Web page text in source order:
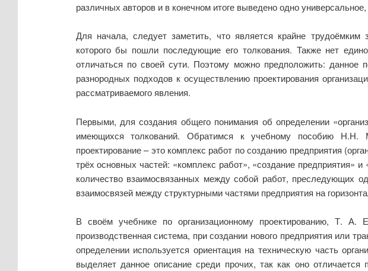
различных авторов и в конечном итоге выведено одно
Для начала, следует заметить, что является крайне трудоёмким
которого бы пошли последующие его толкования. Также нет
отличаться по своей сути. Поэтому можно предположить:
разнородных подходов к осуществлению проектирования
рассматриваемого явления.
Первыми, для создания общего понимания об определении
имеющихся толкований. Обратимся к учебному пособию Н.Н.
проектирование – это комплекс работ по созданию предприятия
трёх основных частей: «комплекс работ», «создание предприятия»
количество взаимосвязанных между собой работ, преследующих
взаимосвязей между структурными частями предприятия на
В своём учебнике по организационному проектированию, Т. А.
производственная система, при создании нового предприятия или
определении используется ориентация на техническую часть
выделяет данное описание среди прочих, так как оно